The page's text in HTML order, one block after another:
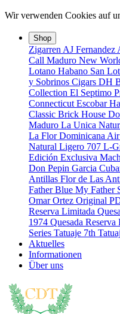
Wir verwenden Cookies auf
Shop
Zigarren AJ Fernandez
Call Maduro New
Lotano Habano San
y Sobrinos Cigars DH
Collection El Septimo
Connecticut Escobar
Classic Brick House
Maduro La Unica
La Flor Dominicana
Natural Ligero 707 L-
Edición Exclusiva
Don Pepin Garcia
Antillas Flor de Las
Father Blue My Father
Omar Ortez Original
Reserva Limitada
1974 Quesada Reserva
Series Tatuaje 7th
Aktuelles
Informationen
Über uns